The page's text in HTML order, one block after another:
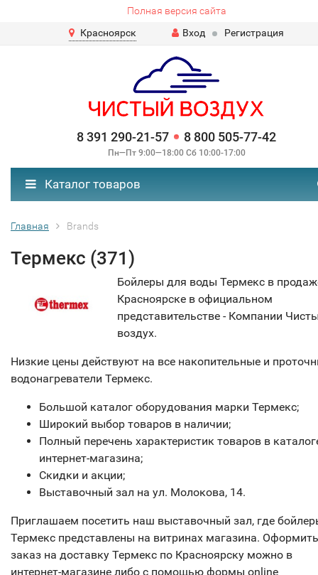
Полная версия сайта
Красноярск
Вход Регистрация
8 391 290-21-57 8 800 505-77-42
Пн—Пт 9:00—18:00 Сб 10:00-17:00
Каталог товаров
Главная Brands
Термекс (371)
Бойлеры для воды Термекс в
Красноярске в официальном
представительстве - Компании
воздух.
Низкие цены действуют на все накопительные и
водонагреватели Термекс.
Большой каталог оборудования марки Термекс;
Широкий выбор товаров в наличии;
Полный перечень характеристик товаров в
интернет-магазина;
Скидки и акции;
Выставочный зал на ул. Молокова, 14.
Приглашаем посетить наш выставочный зал, где
Термекс представлены на витринах магазина. Оформить
заказ на доставку Термекс по Красноярску можно в
интернет-магазине либо с помощью формы online